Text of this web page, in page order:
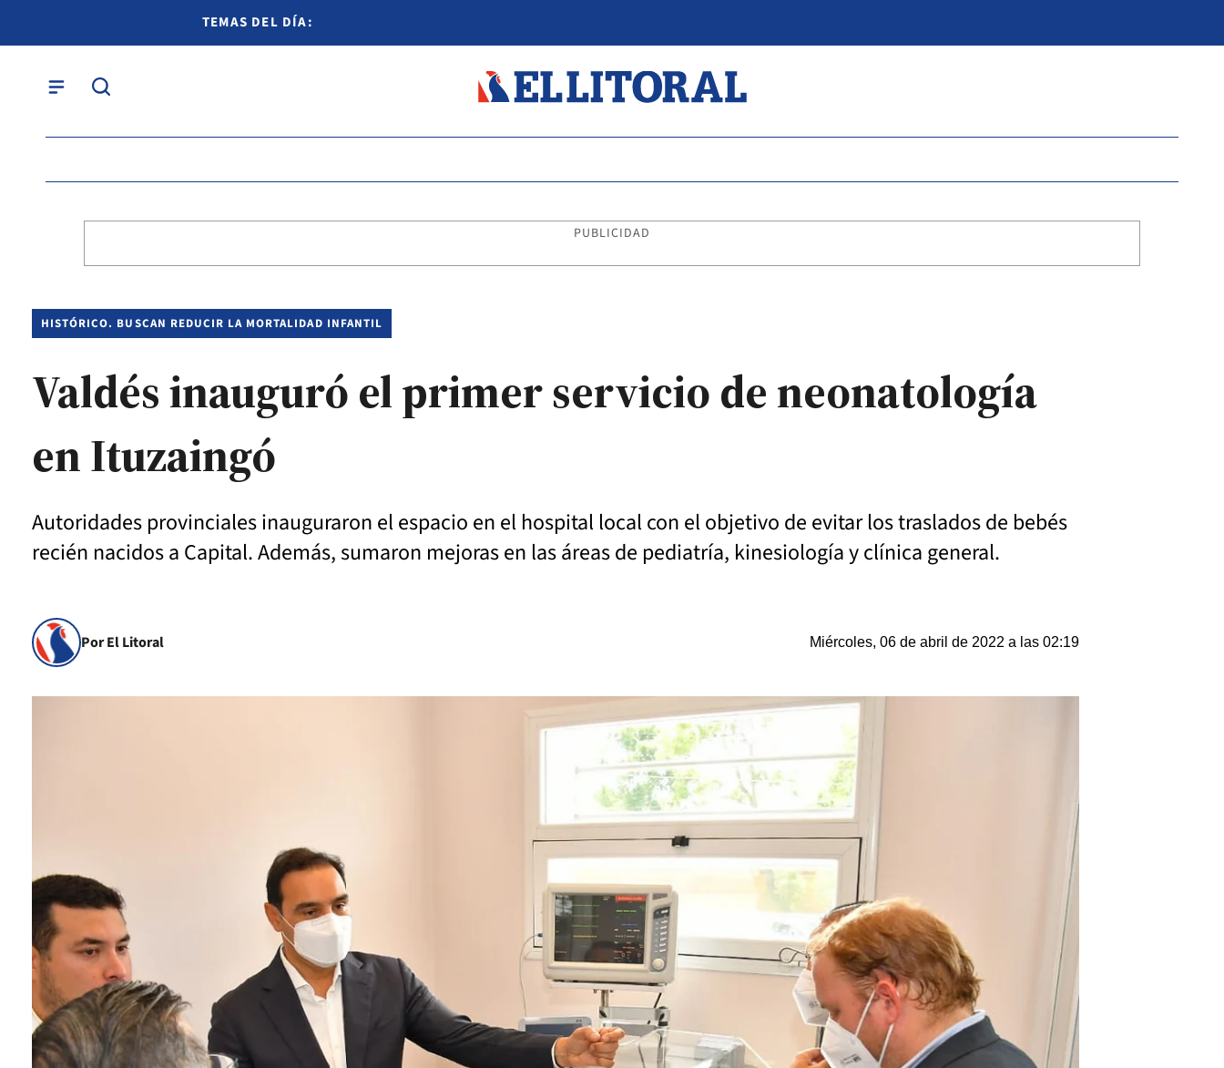
TEMAS DEL DÍA:
PUBLICIDAD
HISTÓRICO. BUSCAN REDUCIR LA MORTALIDAD INFANTIL
Valdés inauguró el primer servicio de neonatología
en Ituzaingó
Autoridades provinciales inauguraron el espacio en el hospital local con el objetivo de evitar los traslados de bebés
recién nacidos a Capital. Además, sumaron mejoras en las áreas de pediatría, kinesiología y clínica general.
Por El Litoral Miércoles, 06 de abril de 2022 a las 02:19